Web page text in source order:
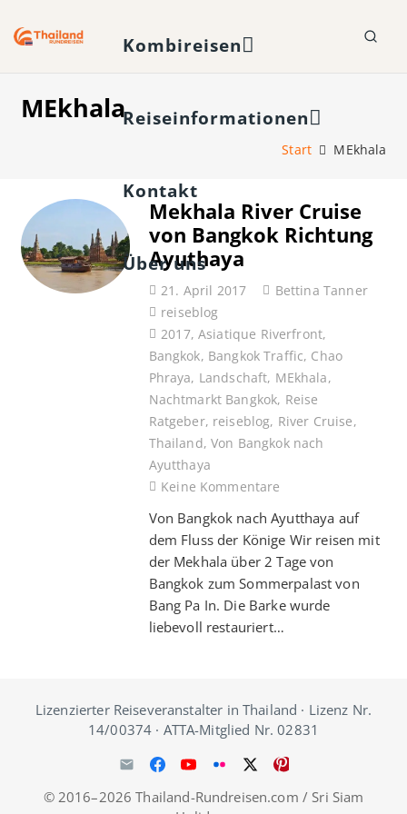
Kombireisen
Reiseinformationen
Kontakt
Über uns
MEkhala
Start MEkhala
Mekhala River Cruise
von Bangkok Richtung
Ayuthaya
21. April 2017
Bettina Tanner
reiseblog
2017, Asiatique Riverfront,
Bangkok, Bangkok Traffic, Chao
Phraya, Landschaft, MEkhala,
Nachtmarkt Bangkok, Reise
Ratgeber, reiseblog, River Cruise,
Thailand,Von Bangkok nach
Ayutthaya
Keine Kommentare
Von Bangkok nach Ayutthaya auf
dem Fluss der Könige Wir reisen mit
der Mekhala über 2 Tage von
Bangkok zum Sommerpalast von
Bang Pa In. Die Barke wurde
liebevoll restauriert…
Lizenzierter Reiseveranstalter in Thailand · Lizenz Nr.
14/00374 · ATTA-Mitglied Nr. 02831
© 2016–2026 Thailand-Rundreisen.com / Sri Siam